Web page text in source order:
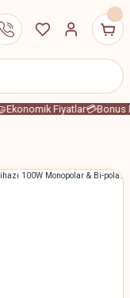
Fiyatlar💳Bonus